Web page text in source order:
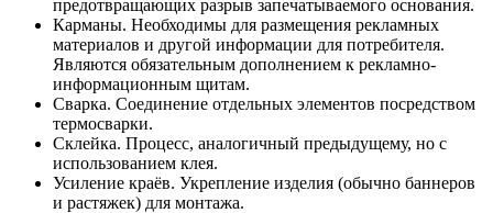
предотвращающих разрыв запечатываемого основания.
Карманы. Необходимы для размещения рекламных
материалов и другой информации для потребителя.
Являются обязательным дополнением к рекламно-
информационным щитам.
Сварка. Соединение отдельных элементов посредством
термосварки.
Склейка. Процесс, аналогичный предыдущему, но с
использованием клея.
Усиление краёв. Укрепление изделия (обычно баннеров
и растяжек) для монтажа.